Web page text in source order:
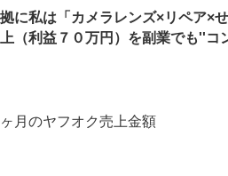
に私は「カメラレンズ×リペア×
（利益７０万円）を副業でも''コ
月のヤフオク売上金額